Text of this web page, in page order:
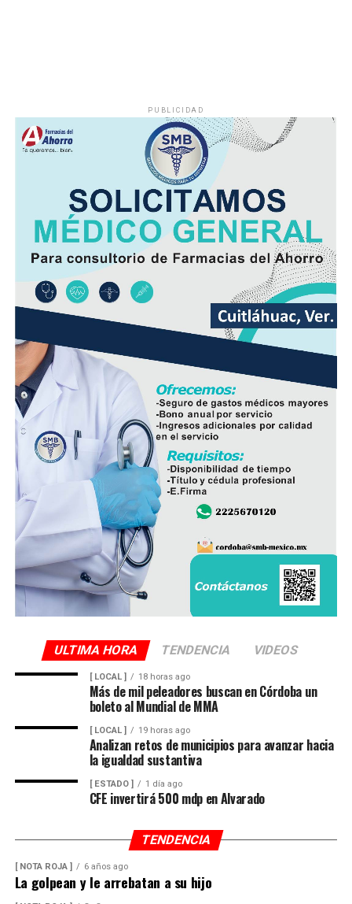
PUBLICIDAD
ULTIMA HORA TENDENCIA VIDEOS
[ LOCAL ] 18 horas ago
Más de mil peleadores buscan en Córdoba un
boleto al Mundial de MMA
[ LOCAL ] 19 horas ago
Analizan retos de municipios para avanzar hacia
la igualdad sustantiva
[ ESTADO ] 1 día ago
CFE invertirá 500 mdp en Alvarado
TENDENCIA
[ NOTA ROJA ] 6 años ago
La golpean y le arrebatan a su hijo